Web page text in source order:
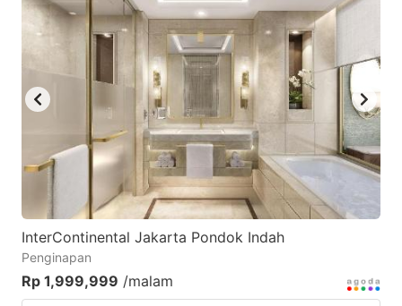
InterContinental Jakarta Pondok Indah
Penginapan
Rp 1,999,999 /malam